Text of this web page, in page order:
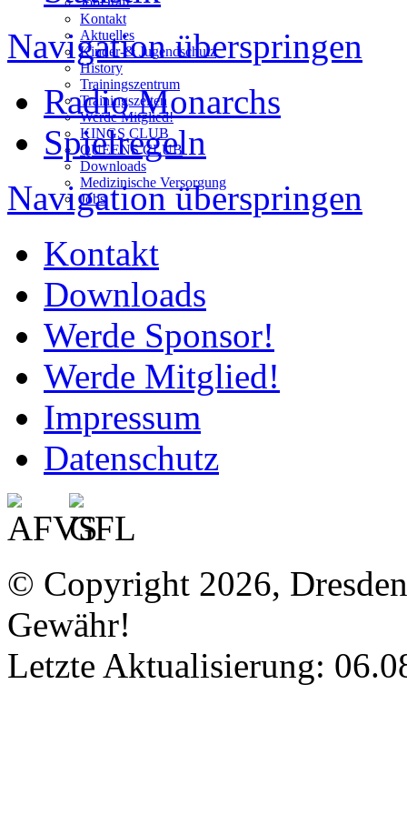
Kontakt
Aktuelles
Kinder-& Jugendschutz
History
Trainingszentrum
Trainingszeiten
Werde Mitglied!
KINGS CLUB
QUEENS CLUB
Downloads
Medizinische Versorgung
Jobs
Navigation überspringen
Radio Monarchs
Spielregeln
Navigation überspringen
Kontakt
Downloads
Werde Sponsor!
Werde Mitglied!
Impressum
Datenschutz
© Copyright 2026,
Gewähr!
Letzte Aktualisierung: